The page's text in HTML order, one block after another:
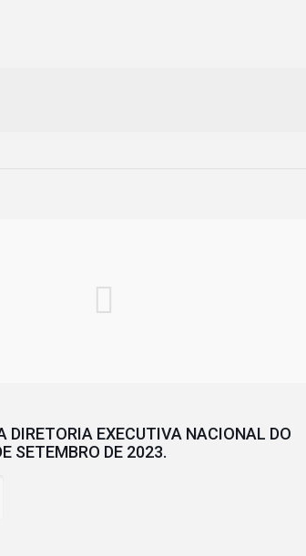
DIRETORIA EXECUTIVA NACIONAL DO
SETEMBRO DE 2023.